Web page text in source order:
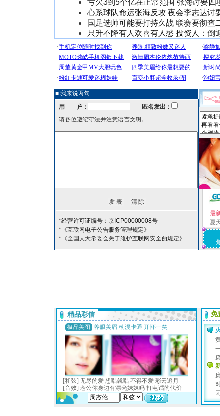
亏欠3到5个亿在正常范围 张海讨要四
心系球队命运张海反攻 夜会李志达讨
国足选帅可能要打持久战 联赛要彻查
只升不降有人欢喜有人愁 投资人：倒
■ 我来说两句
用 户：
匿名发出：
请各位遵纪守法并注意语言文明。
*经营许可证编号：京ICP00000008号
*《互联网电子公告服务管理规定》
*《全国人大常委会关于维护互联网安全的规定》
最
夏